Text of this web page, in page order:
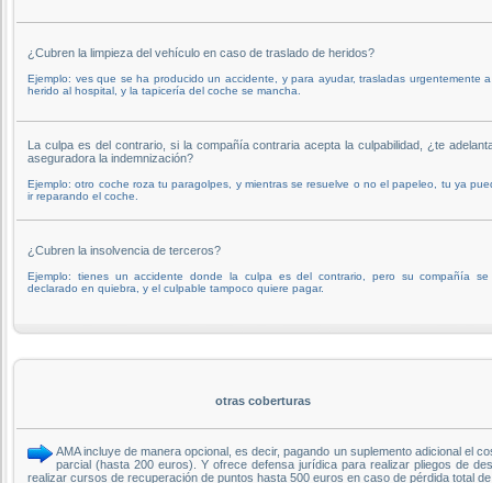
¿Cubren la limpieza del vehículo en caso de traslado de heridos?
Ejemplo: ves que se ha producido un accidente, y para ayudar, trasladas urgentemente
herido al hospital, y la tapicería del coche se mancha.
La culpa es del contrario, si la compañía contraria acepta la culpabilidad, ¿te
aseguradora la indemnización?
Ejemplo: otro coche roza tu paragolpes, y mientras se resuelve o no el papeleo, tu ya
ir reparando el coche.
¿Cubren la insolvencia de terceros?
Ejemplo: tienes un accidente donde la culpa es del contrario, pero su compañía
declarado en quiebra, y el culpable tampoco quiere pagar.
otras coberturas
AMA incluye de manera opcional, es decir, pagando un suplemento adicional el
parcial (hasta 200 euros). Y ofrece defensa jurídica para realizar pliegos de
realizar cursos de recuperación de puntos hasta 500 euros en caso de pérdida total